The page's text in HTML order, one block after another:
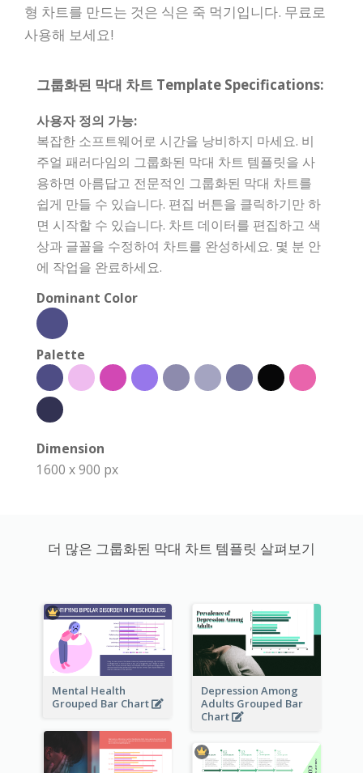
형 차트를 만드는 것은 식은 죽 먹기입니다. 무료로
사용해 보세요!
그룹화된 막대 차트 Template Specifications:
사용자 정의 가능:
복잡한 소프트웨어로 시간을 낭비하지 마세요. 비
주얼 패러다임의 그룹화된 막대 차트 템플릿을 사
용하면 아름답고 전문적인 그룹화된 막대 차트를
쉽게 만들 수 있습니다. 편집 버튼을 클릭하기만 하
면 시작할 수 있습니다. 차트 데이터를 편집하고 색
상과 글꼴을 수정하여 차트를 완성하세요. 몇 분 안
에 작업을 완료하세요.
Dominant Color
Palette
Dimension
1600 x 900 px
더 많은 그룹화된 막대 차트 템플릿 살펴보기
Mental Health
Grouped Bar Chart
Depression Among
Adults Grouped Bar
Chart